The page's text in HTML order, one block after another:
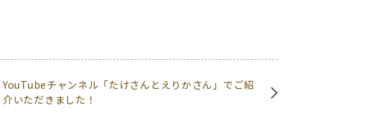
YouTubeチャンネル「たけさんとえりかさん」でご紹
介いただきました！